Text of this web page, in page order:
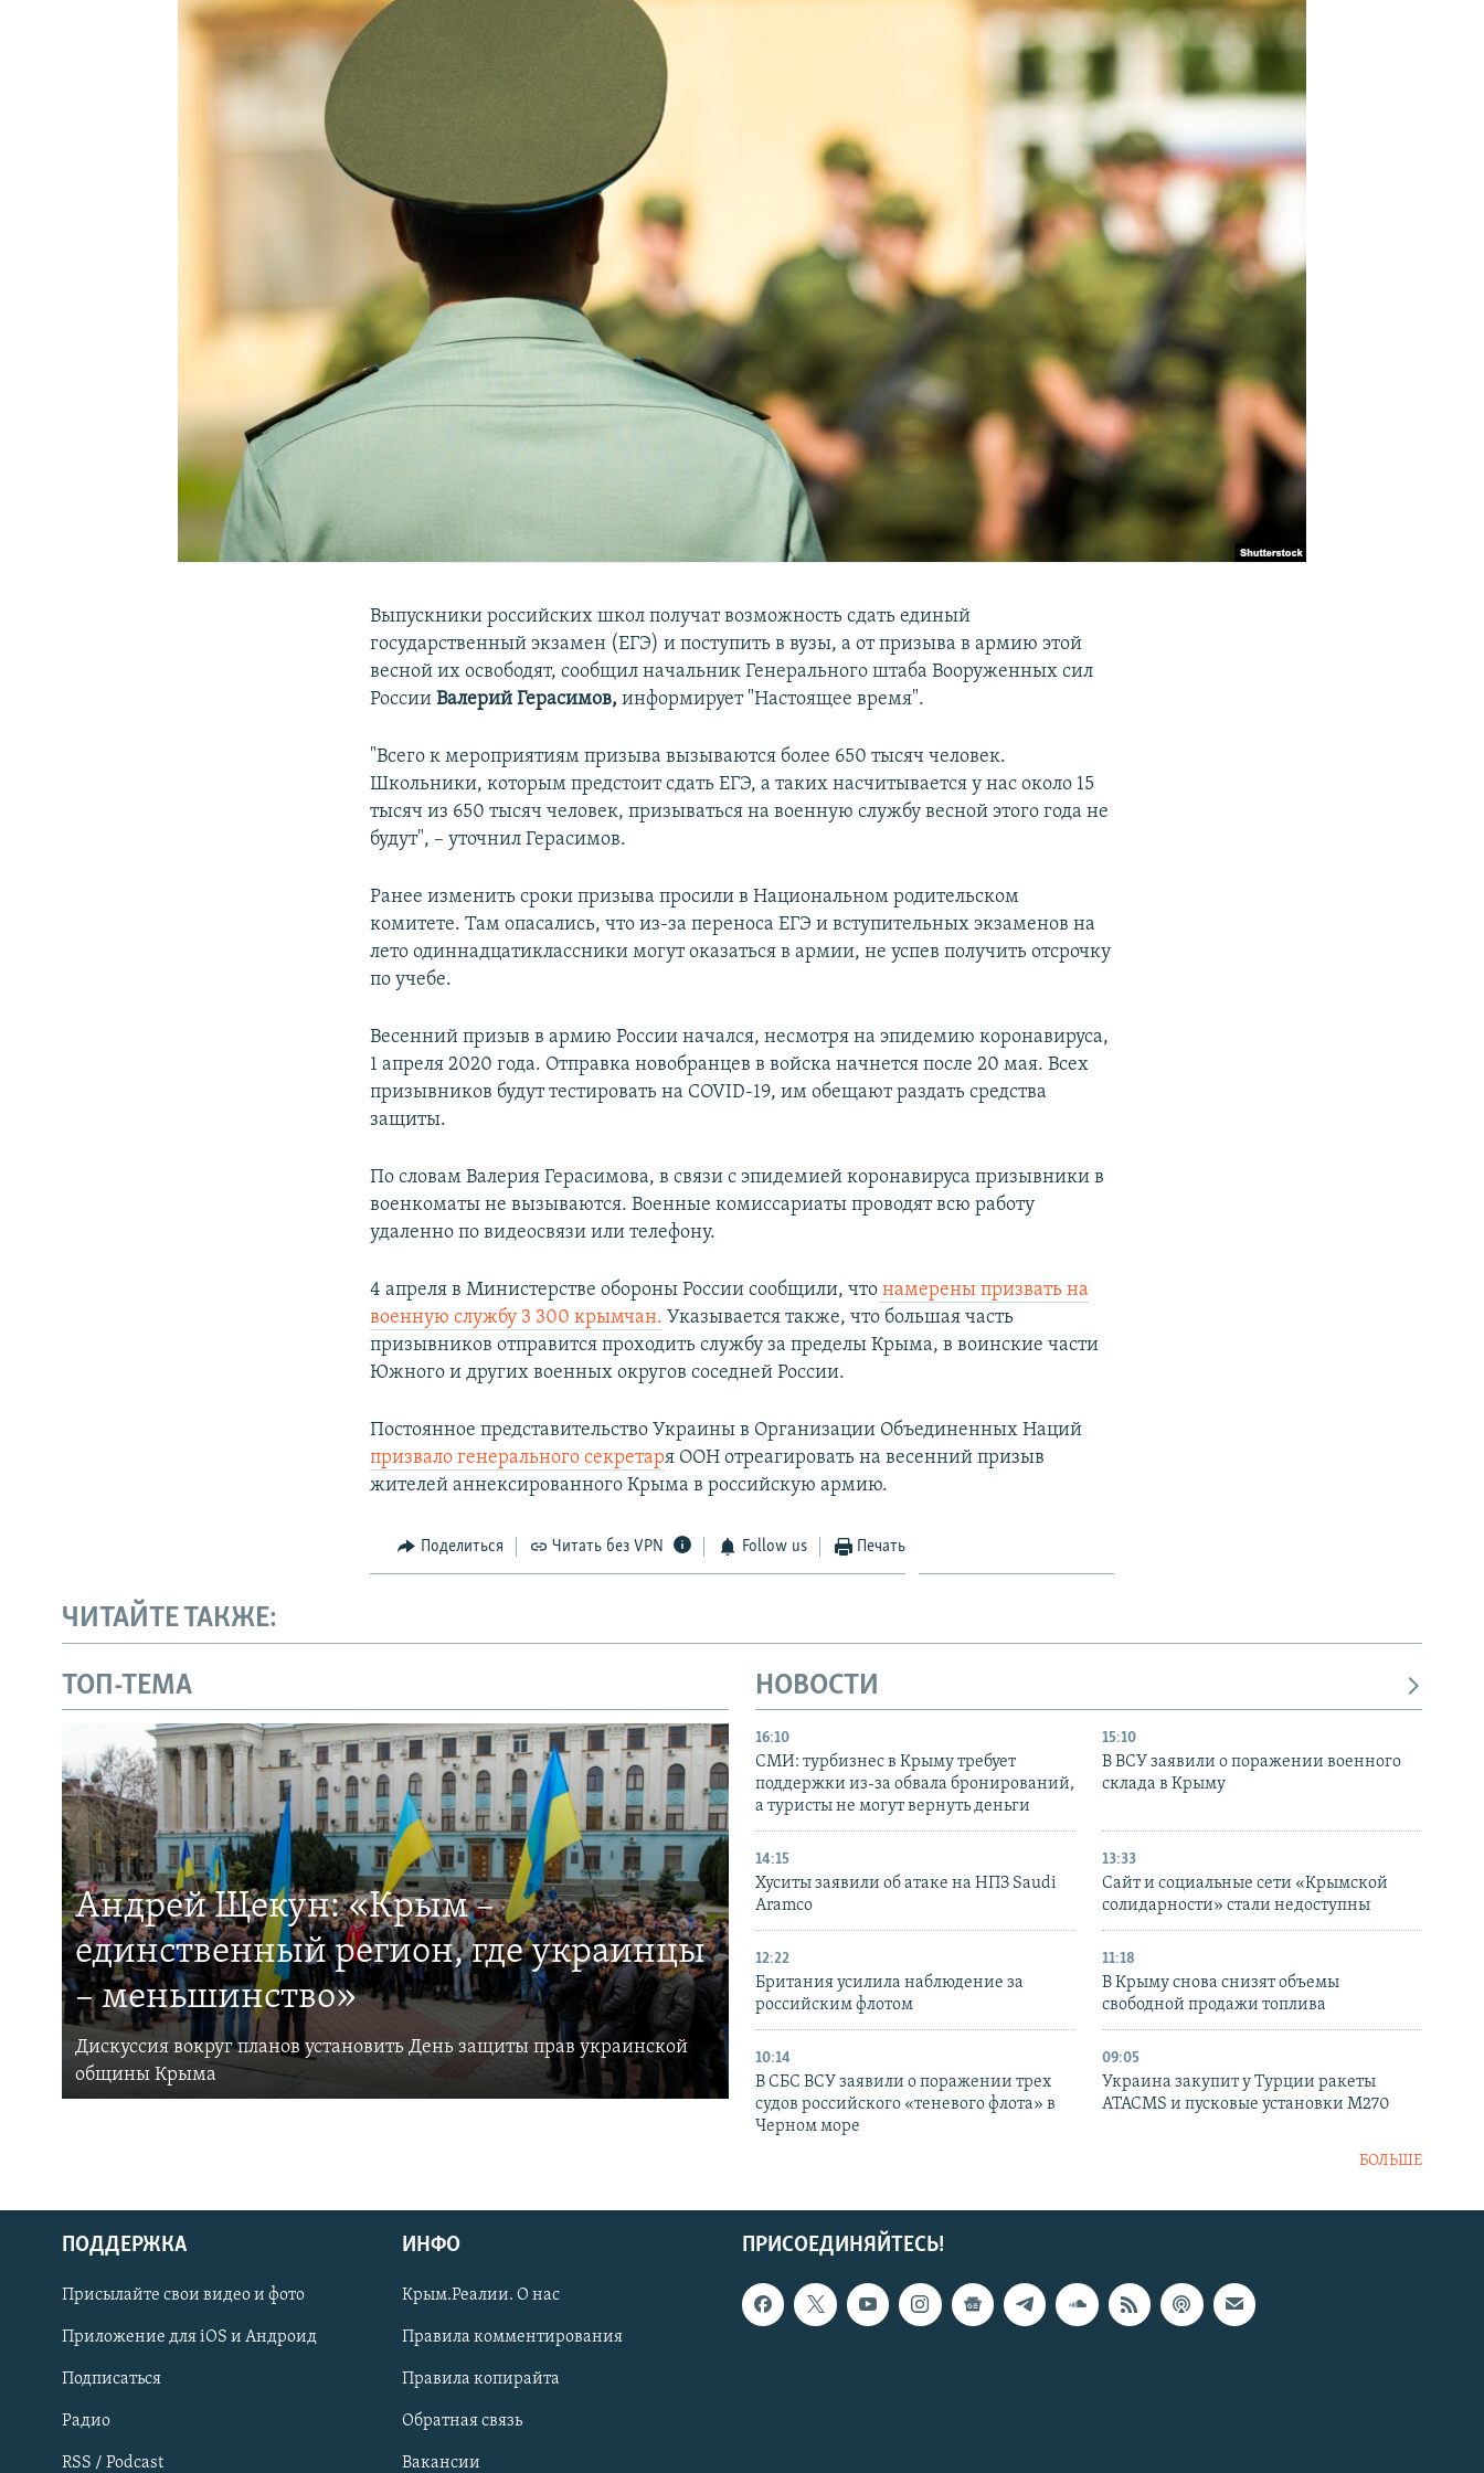
Українською
Qırımtatar
ПРИСОЕДИНЯЙТЕСЬ!
Выпускники российских школ получат возможность сдать единый
государственный экзамен (ЕГЭ) и поступить в вузы, а от призыва в армию этой
весной их освободят, сообщил начальник Генерального штаба Вооруженных сил
РоссииВалерий Герасимов, информирует "Настоящее время".
"Всего к мероприятиям призыва вызываются более 650 тысяч человек.
Школьники, которым предстоит сдать ЕГЭ, а таких насчитывается у нас около 15
тысяч из 650 тысяч человек, призываться на военную службу весной этого года не
будут", – уточнил Герасимов.
Ранее изменить сроки призыва просили в Национальном родительском
комитете. Там опасались, что из-за переноса ЕГЭ и вступительных экзаменов на
лето одиннадцатиклассники могут оказаться в армии, не успев получить отсрочку
по учебе.
Весенний призыв в армию России начался, несмотря на эпидемию коронавируса,
1 апреля 2020 года. Отправка новобранцев в войска начнется после 20 мая. Всех
призывников будут тестировать на COVID-19, им обещают раздать средства
защиты.
По словам Валерия Герасимова, в связи с эпидемией коронавируса призывники в
военкоматы не вызываются. Военные комиссариаты проводят всю работу
удаленно по видеосвязи или телефону.
4 апреля в Министерстве обороны России сообщили, что намерены призвать на
военную службу 3 300 крымчан. Указывается также, что большая часть
призывников отправится проходить службу за пределы Крыма, в воинские части
Южного и других военных округов соседней России.
Постоянное представительство Украины в Организации Объединенных Наций
призвало генерального секретаря ООН отреагировать на весенний призыв
жителей аннексированного Крыма в российскую армию.
Поделиться Читать без VPN Follow us Печать
ЧИТАЙТЕ ТАКЖЕ:
ТОП-ТЕМА
Андрей Щекун: «Крым –
единственный регион, где украинцы
– меньшинство»
Дискуссия вокруг планов установить День защиты прав украинской
общины Крыма
НОВОСТИ
16:10
СМИ: турбизнес в Крыму требует
поддержки из-за обвала бронирований,
а туристы не могут вернуть деньги
15:10
В ВСУ заявили о поражении военного
склада в Крыму
14:15
Хуситы заявили об атаке на НПЗ Saudi
Aramco
13:33
Сайт и социальные сети «Крымской
солидарности» стали недоступны
12:22
Британия усилила наблюдение за
российским флотом
11:18
В Крыму снова снизят объемы
свободной продажи топлива
10:14
В СБС ВСУ заявили о поражении трех
судов российского «теневого флота» в
Черном море
09:05
Украина закупит у Турции ракеты
ATACMS и пусковые установки M270
БОЛЬШЕ
ПРИСОЕДИНЯЙТЕСЬ!
ПОДДЕРЖКА
Присылайте свои видео и фото
Приложение для iOS и Андроид
Подписаться
Радио
RSS / Podcast
ИНФО
Крым.Реалии. О нас
Правила комментирования
Правила копирайта
Обратная связь
Вакансии